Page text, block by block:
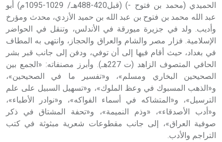
- هل تعلم أن أبجر Abgar اسم معروف جيداً يعود إلى عدد من
الملوك الذين حكموا مدينة إديسا (الرها) من أبجر الأول وحتى
التاسع، وهم ينتسبون إلى أسرة أوسروين
- هل تعلم أن الأبجدية الكنعانية تتألف من /22/ علامة كتابية
sign تكتب منفصلة غير متصلة، وتعتمد المبدأ الأكوروفوني،
حيث تقتصر القيمة الصوتية للعلامة الك
الحميدي (محمد بن فتوح -) (قبل420-488هـ/ 1029-1095م) أبو
عبد الله محمد بن فتوح بن عبد الله بن حميد الأزدي، محدث ومؤرخ
وأديب. ولد في جزيرة ميورقة في الأندلس، وتنقل في الحواضر
الإسلامية. فزار مصر والشام والعراق والحجاز، وانتهى به المطاف
في بغداد، حيث أقام فيها إلى أن توفي، ودفن إلى جانب قبر بشر
الحافي المتصوف الزاهد (ت 227هـ). وأبرز مصنفاته: «الجمع بين
الصحيحين البخاري ومسلم»، و«تفسير ما في الصحيحين»،
و«الذهب المسبوك في وعظ الملوك»، و«تسهيل السبيل على علم
الترسيل»، و«المتشاكه في أسماء الفواكه»، و«نوادر الأطباء»،
و«أدب الأصدقاء»، «وذم النميمة»، و«تحفة المشتاق في ذكر
صوفية العراق»، إلى جانب مقطوعات شعرية مبثوثة في كتب
التراجم والأدب.